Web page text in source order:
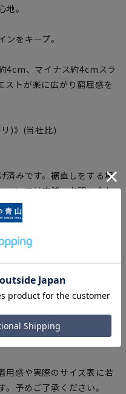
。
をキープ。
4cm、マイナス約4cmスラ
ストが楽に広がり窮屈感を
リ)》(当社比)
済みです。裾直しをする場
ついては店舗へお問い合わ
の調節は出来ません、予め
やサイズ等の仕様に変更が
了承ください。
サイズ表を確認の上、ご購
室内外等の撮影時の環境
用感や実際のサイズ表に若
予めご了承ください。